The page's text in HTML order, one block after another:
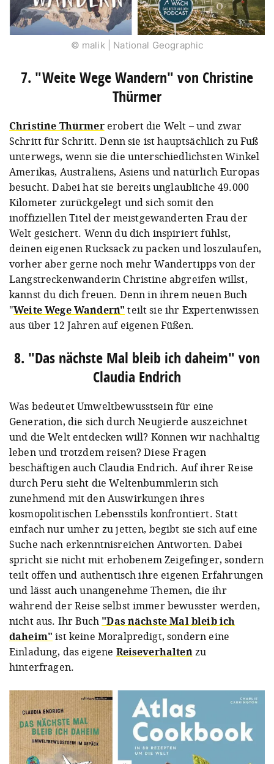
© malik | National Geographic
7. "Weite Wege Wandern" von Christine
Thürmer
Christine Thürmererobert die Welt – und zwar
Schritt für Schritt. Denn sie ist hauptsächlich zu Fuß
unterwegs, wenn sie die unterschiedlichsten Winkel
Amerikas, Australiens, Asiens und natürlich Europas
besucht. Dabei hat sie bereits unglaubliche 49.000
Kilometer zurückgelegt und sich somit den
inoffiziellen Titel der meistgewanderten Frau der
Welt gesichert. Wenn du dich inspiriert fühlst,
deinen eigenen Rucksack zu packen und loszulaufen,
vorher aber gerne noch mehr Wandertipps von der
Langstreckenwanderin Christine abgreifen willst,
kannst du dich freuen. Denn in ihrem neuen Buch
"Weite Wege Wandern" teilt sie ihr Expertenwissen
aus über 12 Jahren auf eigenen Füßen.
8. "Das nächste Mal bleib ich daheim" von
Claudia Endrich
Was bedeutet Umweltbewusstsein für eine
Generation, die sich durch Neugierde auszeichnet
und die Welt entdecken will? Können wir nachhaltig
leben und trotzdem reisen? Diese Fragen
beschäftigen auch Claudia Endrich. Auf ihrer Reise
durch Peru sieht die Weltenbummlerin sich
zunehmend mit den Auswirkungen ihres
kosmopolitischen Lebensstils konfrontiert. Statt
einfach nur umher zu jetten, begibt sie sich auf eine
Suche nach erkenntnisreichen Antworten. Dabei
spricht sie nicht mit erhobenem Zeigefinger, sondern
teilt offen und authentisch ihre eigenen Erfahrungen
und lässt auch unangenehme Themen, die ihr
während der Reise selbst immer bewusster werden,
nicht aus. Ihr Buch "Das nächste Mal bleib ich
daheim" ist keine Moralpredigt, sondern eine
Einladung, das eigene Reiseverhaltenzu
hinterfragen.